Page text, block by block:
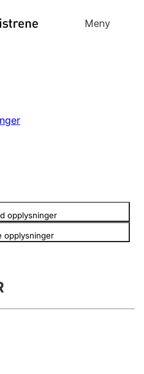
til
Meny
opplysninger
opplysninger